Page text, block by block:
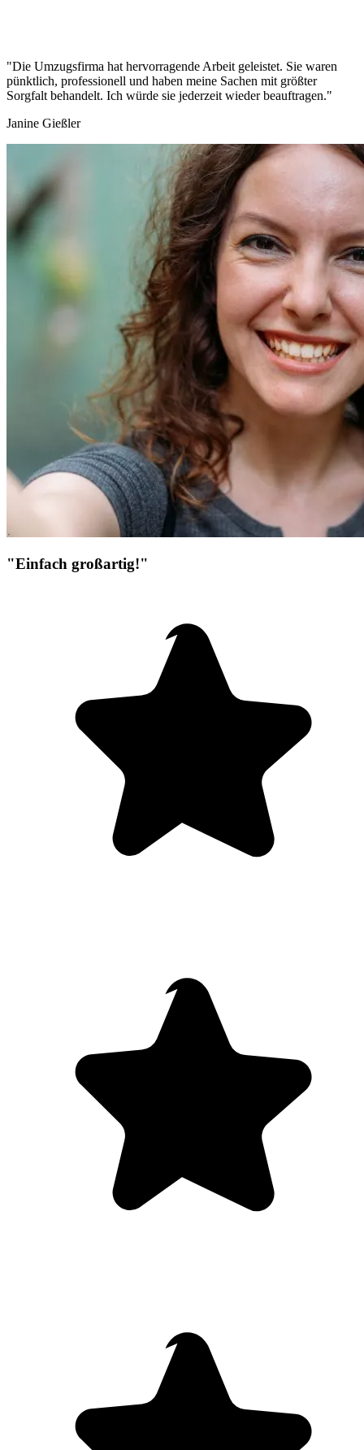
"Die Umzugsfirma hat hervorragende Arbeit geleistet. Sie waren
pünktlich, professionell und haben meine Sachen mit größter
Sorgfalt behandelt. Ich würde sie jederzeit wieder beauftragen."
Janine Gießler
"Einfach großartig!"